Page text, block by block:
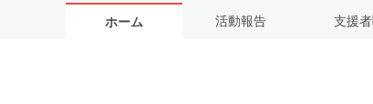
ホーム 活動報告 支援者